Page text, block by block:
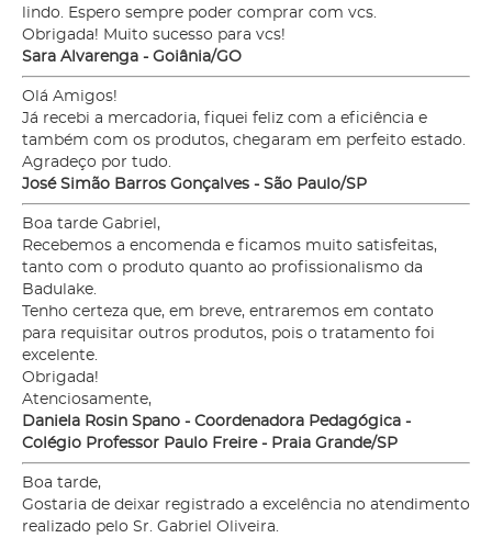
lindo. Espero sempre poder comprar com vcs.
Obrigada! Muito sucesso para vcs!
Sara Alvarenga - Goiânia/GO
Olá Amigos!
Já recebi a mercadoria, fiquei feliz com a eficiência e
também com os produtos, chegaram em perfeito estado.
Agradeço por tudo.
José Simão Barros Gonçalves - São Paulo/SP
Boa tarde Gabriel,
Recebemos a encomenda e ficamos muito satisfeitas,
tanto com o produto quanto ao profissionalismo da
Badulake.
Tenho certeza que, em breve, entraremos em contato
para requisitar outros produtos, pois o tratamento foi
excelente.
Obrigada!
Atenciosamente,
Daniela Rosin Spano - Coordenadora Pedagógica -
Colégio Professor Paulo Freire - Praia Grande/SP
Boa tarde,
Gostaria de deixar registrado a excelência no atendimento
realizado pelo Sr. Gabriel Oliveira.